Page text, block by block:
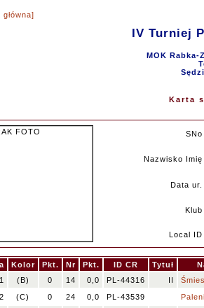
IV Turniej
MOK Rabka-
Karta
SNo
Nazwisko Imię
Data ur.
Klub
Local ID
Kolor Pkt. Nr Pkt. ID CR Tytuł
1
(B) 0 14 0,0 PL-44316 II
2
(C) 0 24 0,0 PL-43539